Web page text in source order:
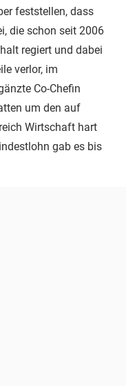
feststellen, dass
die schon seit 2006
regiert und dabei
verlor, im
Co-Chefin
um den auf
Wirtschaft hart
gab es bis